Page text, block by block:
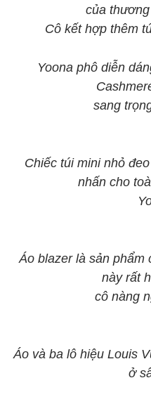
của
Cô kết hợp thêm
Yoona phô diễn
sang
Chiếc túi mini nhỏ
nhấn cho
Áo blazer là sản phẩm
này rất
cô nàng
Áo và ba lô hiệu Louis
ở